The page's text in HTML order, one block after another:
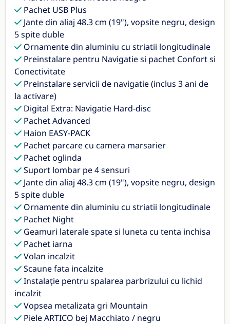
Pachet USB Plus
Jante din aliaj 48.3 cm (19"), vopsite negru, design
5 spite duble
Ornamente din aluminiu cu striatii longitudinale
Preinstalare pentru Navigatie si pachet Confort si
Conectivitate
Preinstalare servicii de navigatie (inclus 3 ani de
la activare)
Digital Extra: Navigatie Hard-disc
Pachet Advanced
Haion EASY-PACK
Pachet parcare cu camera marsarier
Pachet oglinda
Suport lombar pe 4 sensuri
Jante din aliaj 48.3 cm (19"), vopsite negru, design
5 spite duble
Ornamente din aluminiu cu striatii longitudinale
Pachet Night
Geamuri laterale spate si luneta cu tenta inchisa
Pachet iarna
Volan incalzit
Scaune fata incalzite
Instalaţie pentru spalarea parbrizului cu lichid
incalzit
Vopsea metalizata gri Mountain
Piele ARTICO bej Macchiato / negru